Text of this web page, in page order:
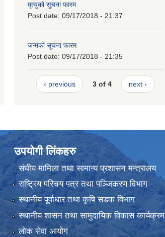
मृत्युको सूचना फारम
Post date: 09/17/2018 - 21:37
जन्मको सूचना फारम
Post date: 09/17/2018 - 21:35
‹ previous 3 of 4 next ›
उपयोगी लिंकहरु
संघीय मामिला तथा सामान्य प्रशासन मन्त्रालय
राष्ट्रिय परिचय पत्र तथा पञ्जिकरण विभाग
स्थानीय पूर्वाधार तथा कृषि सडक विभाग
स्थानीय शासन तथा सामुदायिक विकास कार्यक्रम
लोक सेवा आयोग